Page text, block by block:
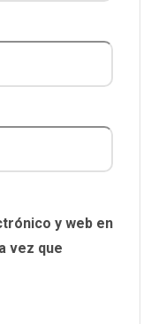
y web en
vez que